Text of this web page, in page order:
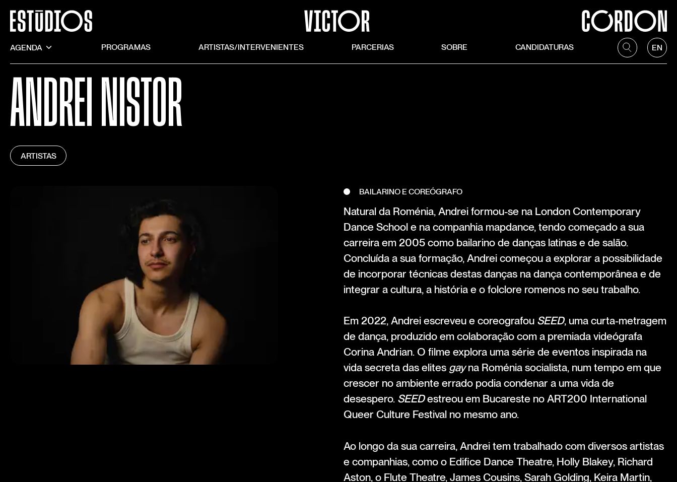
AGENDA PROGRAMAS ARTISTAS/INTERVENIENTES PARCERIAS SOBRE CANDIDATURAS EN
ANDREI NISTOR
ARTISTAS
BAILARINO E COREÓGRAFO
Natural da Roménia, Andrei formou-se na London Contemporary
Dance School e na companhia mapdance, tendo começado a sua
carreira em 2005 como bailarino de danças latinas e de salão.
Concluída a sua formação, Andrei começou a explorar a possibilidade
de incorporar técnicas destas danças na dança contemporânea e de
integrar a cultura, a história e o folclore romenos no seu trabalho.
Em 2022, Andrei escreveu e coreografou SEED, uma curta-metragem
de dança, produzido em colaboração com a premiada videógrafa
Corina Andrian. O filme explora uma série de eventos inspirada na
vida secreta das elites gayna Roménia socialista, num tempo em que
crescer no ambiente errado podia condenar a uma vida de
desespero. SEEDestreou em Bucareste no ART200 International
Queer Culture Festival no mesmo ano.
Ao longo da sua carreira, Andrei tem trabalhado com diversos artistas
e companhias, como o Edifice Dance Theatre, Holly Blakey, Richard
Aston, o Flute Theatre, James Cousins, Sarah Golding, Keira Martin,